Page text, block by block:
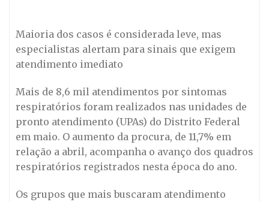
Maioria dos casos é considerada leve, mas
especialistas alertam para sinais que exigem
atendimento imediato
Mais de 8,6 mil atendimentos por sintomas
respiratórios foram realizados nas unidades de
pronto atendimento (UPAs) do Distrito Federal
em maio. O aumento da procura, de 11,7% em
relação a abril, acompanha o avanço dos quadros
respiratórios registrados nesta época do ano.
Os grupos que mais buscaram atendimento